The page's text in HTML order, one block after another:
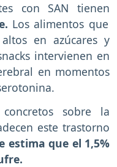
con SAN tienen
Los alimentos que
en azúcares y
intervienen en
en momentos
sobre la
este trastorno
estima que el 1,5%